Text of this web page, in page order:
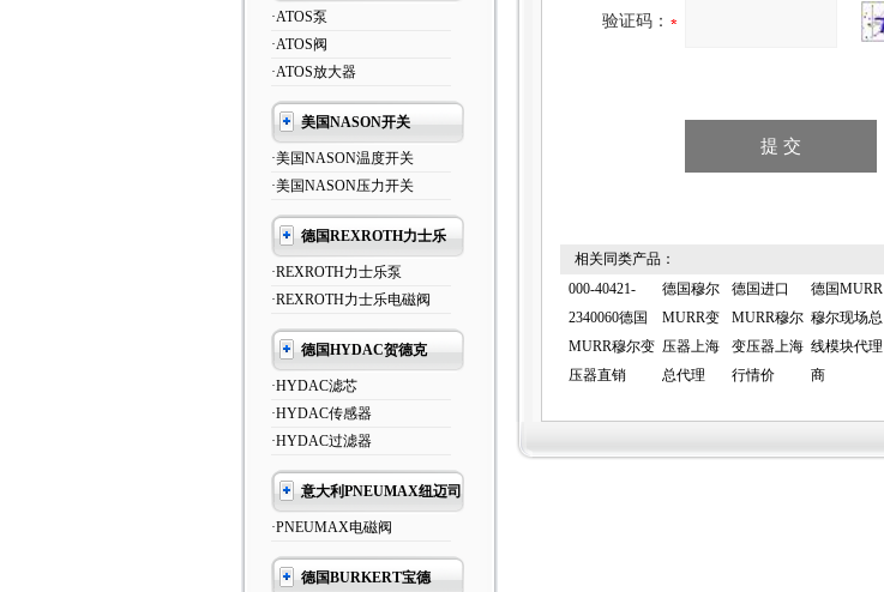
·ATOS泵
·ATOS阀
·ATOS放大器
美国NASON开关
·美国NASON温度开关
·美国NASON压力开关
德国REXROTH力士乐
·REXROTH力士乐泵
·REXROTH力士乐电磁阀
德国HYDAC贺德克
·HYDAC滤芯
·HYDAC传感器
·HYDAC过滤器
意大利PNEUMAX纽迈司
·PNEUMAX电磁阀
德国BURKERT宝德
验证码：
相关同类产品：
000-40421-
2340060德国
MURR穆尔变
压器直销
德国穆尔
MURR变
压器上海
总代理
德国进口
MURR穆尔
变压器上海
行情价
德国MURR
穆尔现场总
线模块代理
商